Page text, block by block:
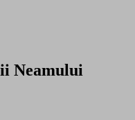
Neamului